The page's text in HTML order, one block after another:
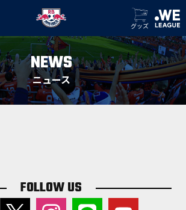
グッズ
NEWS
ニュース
FOLLOW US